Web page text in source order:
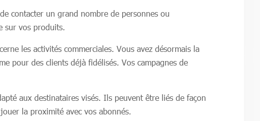
contacter un grand nombre de personnes ou
sur vos produits.
les activités commerciales. Vous avez désormais la
pour des clients déjà fidélisés. Vos campagnes de
aux destinataires visés. Ils peuvent être liés de façon
la proximité avec vos abonnés.